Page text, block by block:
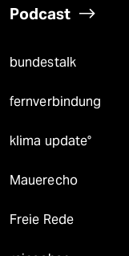
Podcast
bundestalk
fernverbindung
klima update°
Mauerecho
Freie Rede